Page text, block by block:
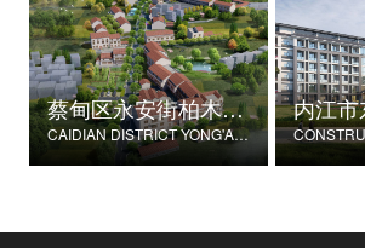
蔡甸区永安街柏木村郭家庄湾省级美丽乡村试点建设项目
CAIDIAN DISTRICT YONG'AN STREET CYPRESS VILLAGE GUOJIAZHUANG BAY PROVINCIAL BEAUTIFUL VILLAGE PILOT CONSTRUCTION PROJECT